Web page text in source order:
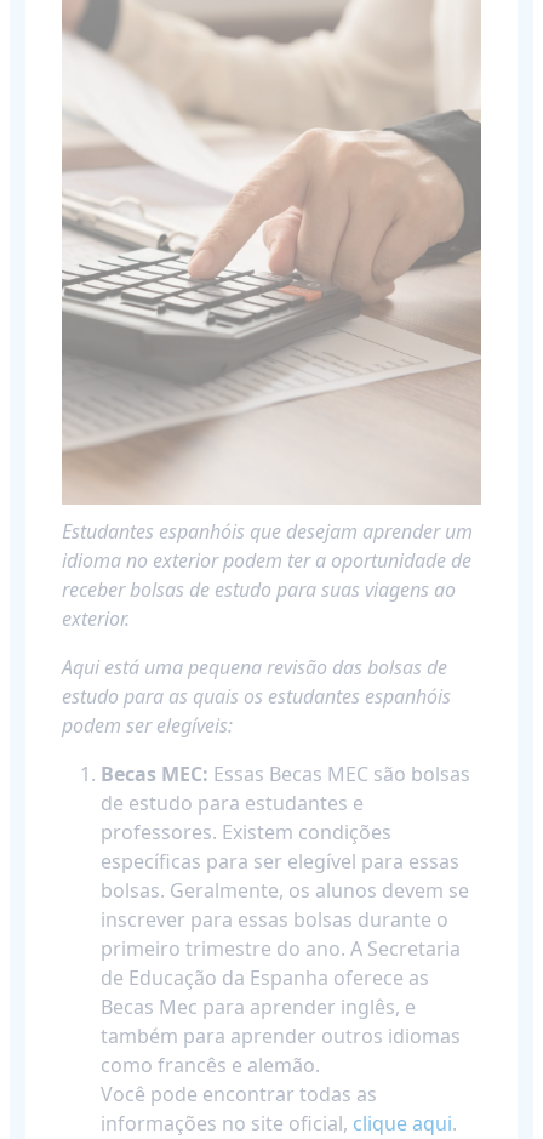
Estudantes espanhóis que desejam aprender um
idioma no exterior podem ter a oportunidade de
receber bolsas de estudo para suas viagens ao
exterior.
Aqui está uma pequena revisão das bolsas de
estudo para as quais os estudantes espanhóis
podem ser elegíveis:
Becas MEC: Essas Becas MEC são bolsas
de estudo para estudantes e
professores. Existem condições
específicas para ser elegível para essas
bolsas. Geralmente, os alunos devem se
inscrever para essas bolsas durante o
primeiro trimestre do ano. A Secretaria
de Educação da Espanha oferece as
Becas Mec para aprender inglês, e
também para aprender outros idiomas
como francês e alemão.
Você pode encontrar todas as
informações no site oficial, clique aqui.